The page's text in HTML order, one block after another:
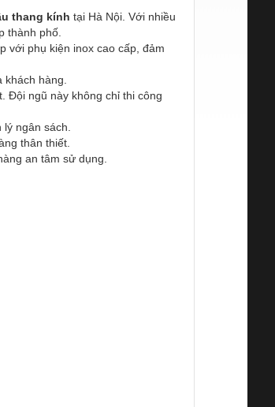
thang kính tại Hà Nội. Với nhiều
thành phố.
với phụ kiện inox cao cấp, đảm
hàng.
Đội ngũ này không chỉ thi công
ngân sách.
thân thiết.
an tâm sử dụng.